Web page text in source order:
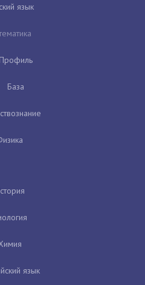
язык
Профиль
База
язык